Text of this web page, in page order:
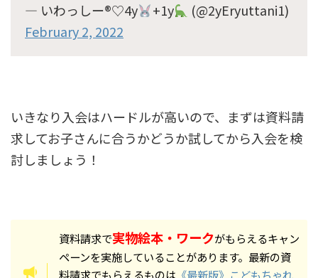
— いわっしー®♡4y
+1y
(@2yEryuttani1)
February 2, 2022
いきなり入会はハードルが高いので、まずは資料請
求してお子さんに合うかどうか試してから入会を検
討しましょう！
資料請求で実物絵本・ワークがもらえるキャン
ペーンを実施していることがあります。最新の資
料請求でもらえるものは 《最新版》こどもちゃれ